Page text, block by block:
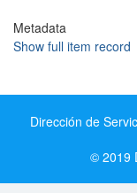
Metadata
Show full item record
Dirección de
© 2019